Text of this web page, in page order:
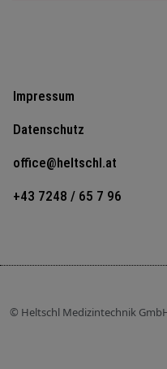
Impressum
Datenschutz
office@heltschl.at
+43 7248 / 65 7 96
© Heltschl Medizintechnik